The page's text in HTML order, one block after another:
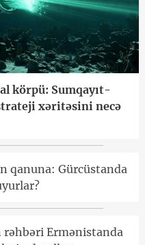
körpü: Sumqayıt-
xəritəsini necə
qanuna: Gürcüstanda
Ermənistanda